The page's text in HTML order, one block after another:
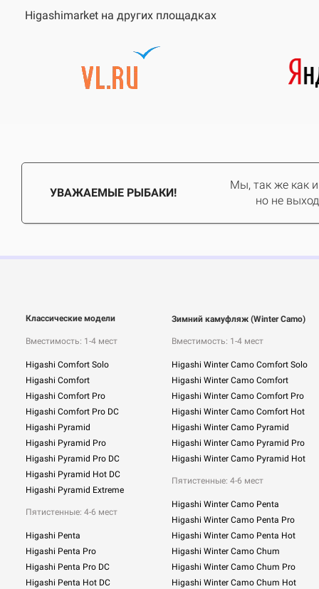
Higashimarket на других площадках
УВАЖАЕМЫЕ РЫБАКИ!
Мы, так же как
но не
Классические модели
Вместимость: 1-4 мест
Higashi Comfort Solo
Higashi Comfort
Higashi Comfort Pro
Higashi Comfort Pro DC
Higashi Pyramid
Higashi Pyramid Pro
Higashi Pyramid Pro DC
Higashi Pyramid Hot DC
Higashi Pyramid Extreme
Пятистенные: 4-6 мест
Higashi Penta
Higashi Penta Pro
Higashi Penta Pro DC
Higashi Penta Hot DC
Зимний камуфляж (Winter Camo)
Вместимость: 1-4 мест
Higashi Winter Camo Comfort Solo
Higashi Winter Camo Comfort
Higashi Winter Camo Comfort Pro
Higashi Winter Camo Comfort Hot
Higashi Winter Camo Pyramid
Higashi Winter Camo Pyramid Pro
Higashi Winter Camo Pyramid Hot
Пятистенные: 4-6 мест
Higashi Winter Camo Penta
Higashi Winter Camo Penta Pro
Higashi Winter Camo Penta Hot
Higashi Winter Camo Chum
Higashi Winter Camo Chum Pro
Higashi Winter Camo Chum Hot